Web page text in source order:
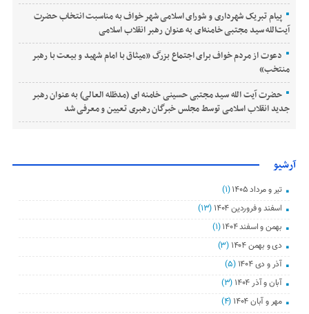
پیام تبریک شهرداری و شورای اسلامی شهر خواف به مناسبت انتخاب حضرت
آیت‌الله سید مجتبی خامنه‌ای به عنوان رهبر انقلاب اسلامی
دعوت از مردم خواف برای اجتماع بزرگ «میثاق با امام شهید و بیعت با رهبر
منتخب»
حضرت آیت الله سید مجتبی حسینی خامنه ای (مدظله العالی) به عنوان رهبر
جدید انقلاب اسلامی توسط مجلس خبرگان رهبری تعیین و معرفی شد
آرشیو
تیر و مرداد ۱۴۰۵
(۱)
اسفند و فروردین ۱۴۰۴
(۱۳)
بهمن و اسفند ۱۴۰۴
(۱)
دی و بهمن ۱۴۰۴
(۳)
آذر و دی ۱۴۰۴
(۵)
آبان و آذر ۱۴۰۴
(۳)
مهر و آبان ۱۴۰۴
(۴)